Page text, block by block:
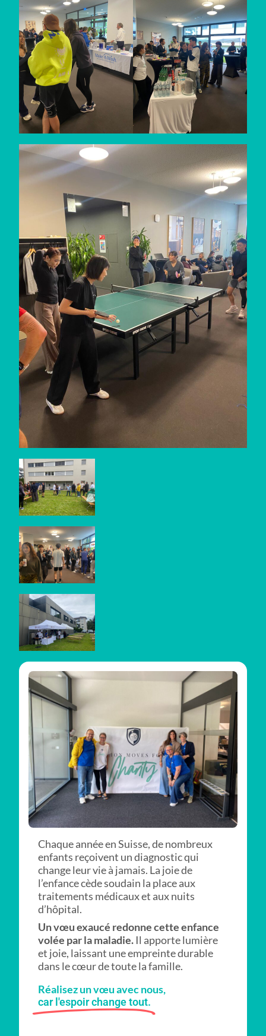
Chaque année en Suisse, de nombreux
enfants reçoivent un diagnostic qui
change leur vie à jamais. La joie de
l’enfance cède soudain la place aux
traitements médicaux et aux nuits
d’hôpital.
Un vœu exaucé redonne cette enfance
volée par la maladie. Il apporte lumière
et joie, laissant une empreinte durable
dans le cœur de toute la famille.
Réalisez un vœu avec nous,
car l'espoir change tout.